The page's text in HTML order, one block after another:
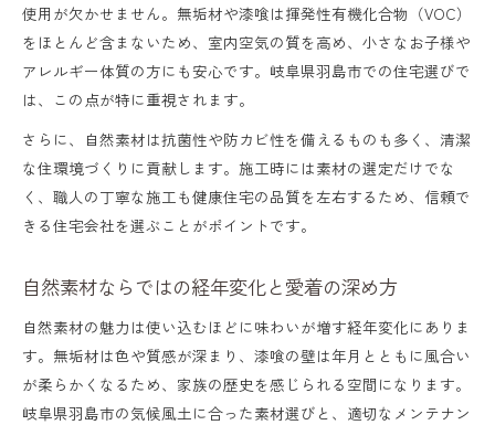
自然素材住宅の耐震性や省エネ性能を知る
口コミで分かる自然素材住宅の安心感
快適な住環境へ導く素材の選択術
自然素材の選び方と快適な住環境づくり
無垢材や漆喰の組み合わせによる効果
自然素材住宅の耐震等級や性能を確認する
長く快適に住める自然素材の選択基準
安心が続く自然素材住宅のポイント
自然素材住宅で叶える長く安心の暮らし
自然素材のアフターサービスや保証内容
使用が欠かせません。無垢材や漆喰は揮発性有機化合物（VOC）
をほとんど含まないため、室内空気の質を高め、小さなお子様や
アレルギー体質の方にも安心です。岐阜県羽島市での住宅選びで
は、この点が特に重視されます。
さらに、自然素材は抗菌性や防カビ性を備えるものも多く、清潔
な住環境づくりに貢献します。施工時には素材の選定だけでな
く、職人の丁寧な施工も健康住宅の品質を左右するため、信頼で
きる住宅会社を選ぶことがポイントです。
自然素材ならではの経年変化と愛着の深め方
自然素材の魅力は使い込むほどに味わいが増す経年変化にありま
す。無垢材は色や質感が深まり、漆喰の壁は年月とともに風合い
が柔らかくなるため、家族の歴史を感じられる空間になります。
岐阜県羽島市の気候風土に合った素材選びと、適切なメンテナン